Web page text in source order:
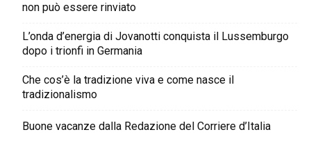
non può essere rinviato
L’onda d’energia di Jovanotti conquista il Lussemburgo
dopo i trionfi in Germania
Che cos’è la tradizione viva e come nasce il
tradizionalismo
Buone vacanze dalla Redazione del Corriere d’Italia